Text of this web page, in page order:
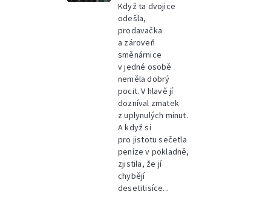
Když ta dvojice
odešla,
prodavačka
a zároveň
směnárnice
v jedné osobě
neměla dobrý
pocit. V hlavě jí
dozníval zmatek
z uplynulých minut.
A když si
pro jistotu sečetla
peníze v pokladně,
zjistila, že jí
chybějí
desetitisíce...